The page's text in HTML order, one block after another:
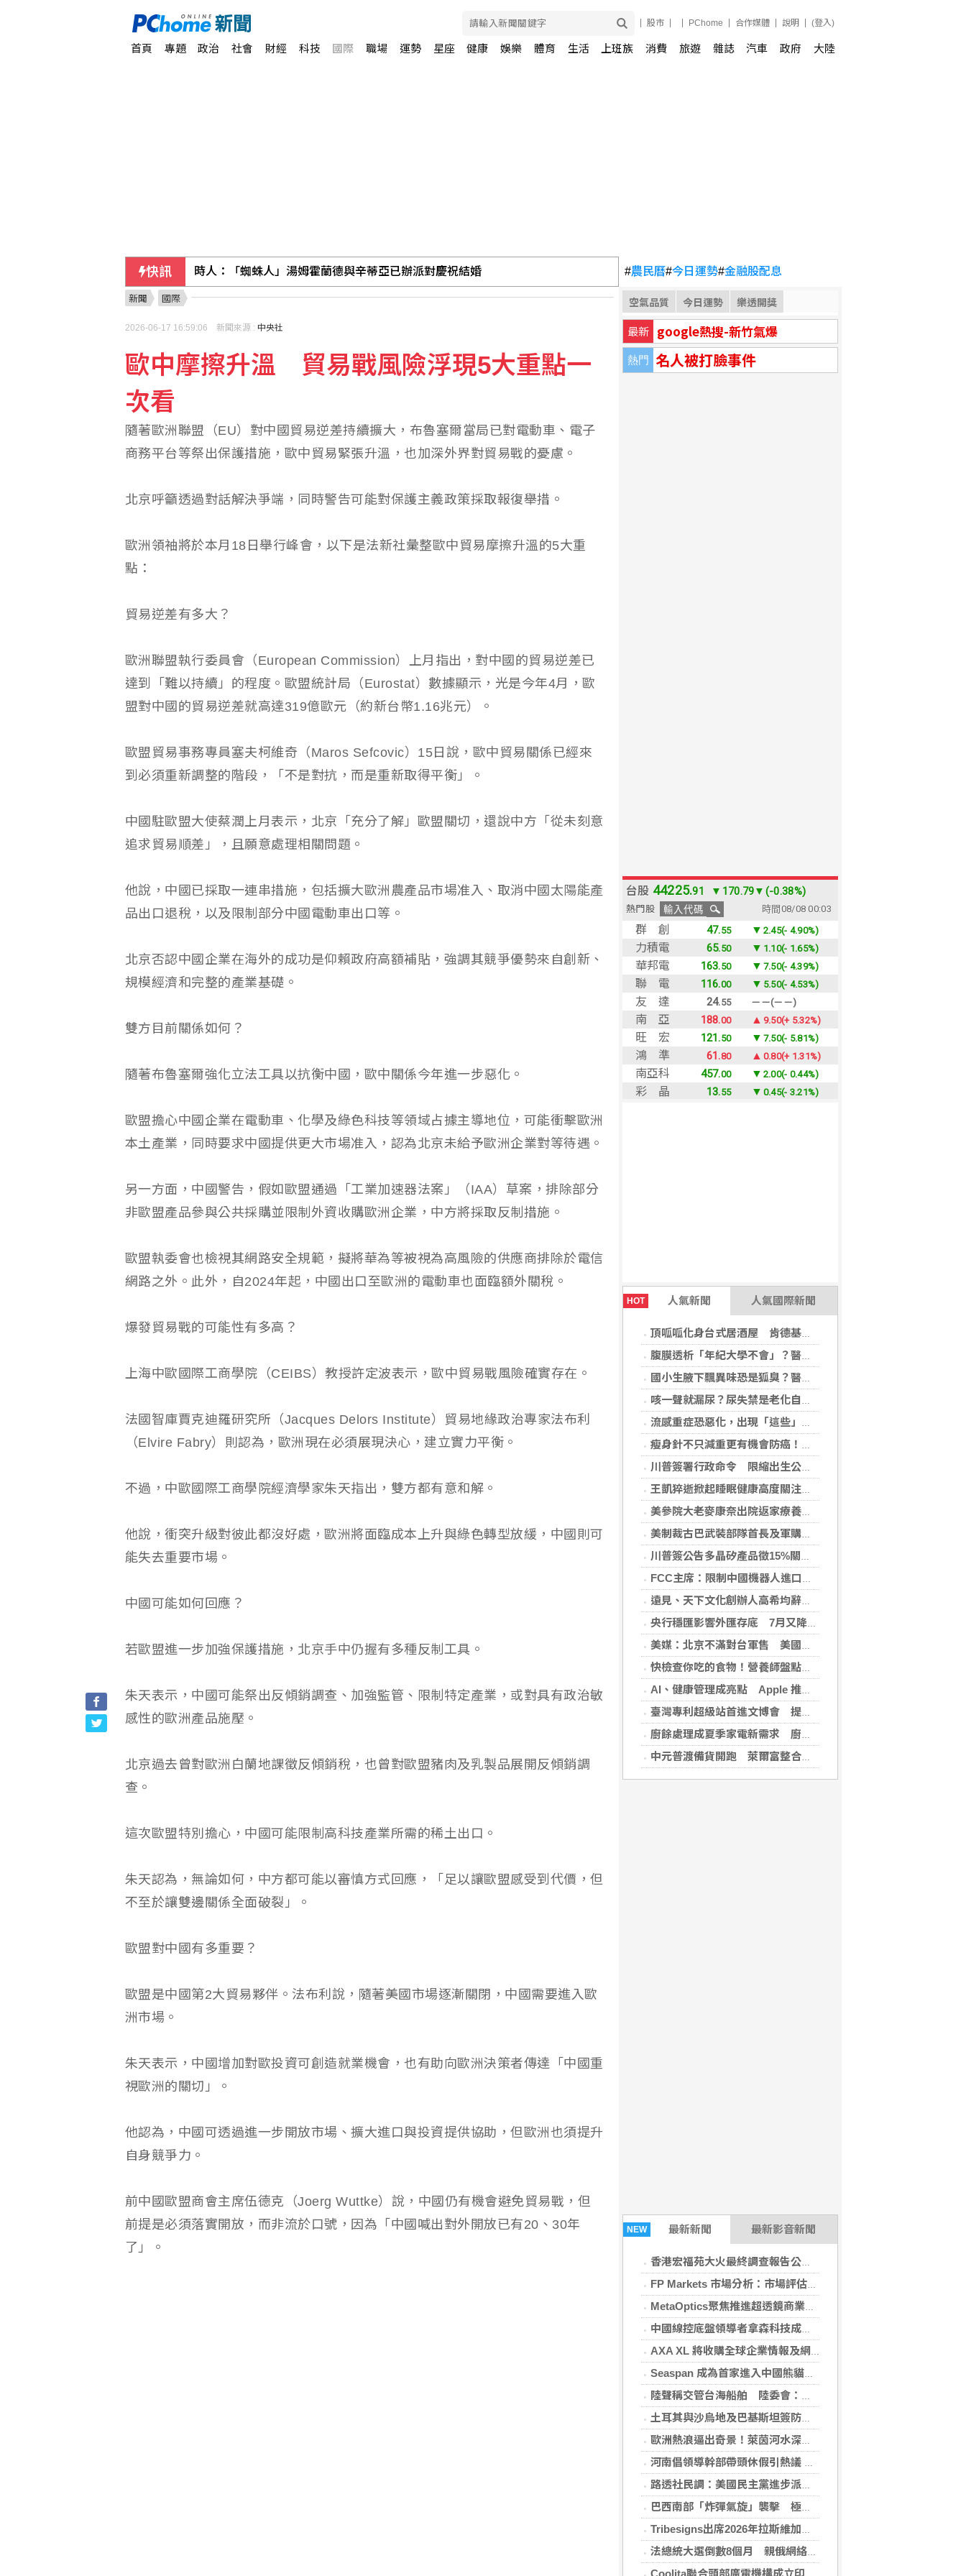
股市 PChome 合作媒體 說明 (登入)
首頁 專題 政治 社會 財經 科技 國際 職場 運勢 星座 健康 娛樂 體育 生活 上班族 消費 旅遊 雜誌 汽車 政府 大陸
快訊 時人：「蜘蛛人」湯姆霍蘭德與辛蒂亞已辦派對慶祝結婚
香港宏福苑大火最終調查報告公布 菸頭引燃施工雜物
#農民曆#今日運勢#金融股配息
空氣品質 今日運勢 樂透開獎
最新 google熱搜-新竹氣爆
熱門 名人被打臉事件
HOT 人氣新聞 人氣國際新聞
頂呱呱化身台式居酒屋 肯德基聯名EVA攻漫迷
腹膜透析「年紀大學不會」？醫：年齡並非限制 評估還要看3面向
國小生腋下飄異味恐是狐臭？醫：若伴青春期徵象應評估性早熟
咳一聲就漏尿？尿失禁是老化自然現象？醫揭：不同尿失禁的治療方式
流感重症恐惡化，出現「這些」症狀別再等！醫籲：別因非流感季就掉以輕心
瘦身針不只減重更有機會防癌！無糖尿病肥胖者使用GLP-1藥物 罹癌風險顯著下降
川普簽署行政命令 限縮出生公民權並禁生育旅遊
王凱猝逝掀起睡眠健康高度關注！醫籲：最危險的不是熬夜，而是「這個」錯覺
美參院大老麥康奈出院返家療養 未透露何時重返國會
美制裁古巴武裝部隊首長及軍購網絡 駐中俄武官在列
川普簽公告多晶矽產品徵15%關稅 設定最低進口價
FCC主席：限制中國機器人進口 旨在提振美國產能
遠見、天下文化創辦人高希均辭世 留下華人世界珍貴思想遺產
央行穩匯影響外匯存底 7月又降破6000億美元
美媒：北京不滿對台軍售 美國防官員訪中受阻
快檢查你吃的食物！營養師盤點「5大反式脂肪來源」跟你想的不同
AI、健康管理成亮點 Apple 推薦多元裝置迎接父親
臺灣專利超級站首進文博會 提供免費智財諮詢助創作者護創意
廚餘處理成夏季家電新需求 廚餘機優惠搭地方補助最高省近萬元
中元普渡備貨開跑 萊爾富整合祭拜供品與民生補貨需求
NEW 最新新聞 最新影音新聞
香港宏福苑大火最終調查報告公布 菸頭引燃施工雜物
FP Markets 市場分析：市場評估下一步走勢，日圓再臨十字路口
MetaOptics聚焦推進超透鏡商業化 撤回納斯達克上市申請 並押後於美國作雙重上市之計劃
中國線控底盤領導者拿森科技成功登陸香港交易所
AXA XL 將收購全球企業情報及網絡安全顧問公司 S-RM
Seaspan 成為首家進入中國熊貓債券市場的國際船東及營運商
陸聲稱交管台海船舶 陸委會：違反國際規範
土耳其與沙烏地及巴基斯坦簽防禦協定 澄清無針對性
歐洲熱浪逼出奇景！萊茵河水深剩19cm 二戰沉船、長毛象骨骸重見天日
河南倡領導幹部帶頭休假引熱議 官方收回通知
路透社民調：美國民主黨進步派部分主張獲獨立選民支持
巴西南部「炸彈氣旋」襲擊 極端天候衝擊社會生活
Tribesigns出席2026年拉斯維加斯家具展，擴大與美國領先家居零售商的合作
法總統大選倒數8個月 親俄網絡針對3名參選人造謠
Coolita聯合頭部廣電機構成立印尼首個FAST媒體聯盟
新聞 國際
2026-06-17 16:59:06 新聞來源 : 中央社
歐中摩擦升溫 貿易戰風險浮現5大重點一
次看
隨著歐洲聯盟（EU）對中國貿易逆差持續擴大，布魯塞爾當局已對電動車、電子
商務平台等祭出保護措施，歐中貿易緊張升溫，也加深外界對貿易戰的憂慮。
北京呼籲透過對話解決爭端，同時警告可能對保護主義政策採取報復舉措。
歐洲領袖將於本月18日舉行峰會，以下是法新社彙整歐中貿易摩擦升溫的5大重
點：
貿易逆差有多大？
歐洲聯盟執行委員會（European Commission）上月指出，對中國的貿易逆差已
達到「難以持續」的程度。歐盟統計局（Eurostat）數據顯示，光是今年4月，歐
盟對中國的貿易逆差就高達319億歐元（約新台幣1.16兆元）。
歐盟貿易事務專員塞夫柯維奇（Maros Sefcovic）15日說，歐中貿易關係已經來
到必須重新調整的階段，「不是對抗，而是重新取得平衡」。
中國駐歐盟大使蔡潤上月表示，北京「充分了解」歐盟關切，還說中方「從未刻意
追求貿易順差」，且願意處理相關問題。
他說，中國已採取一連串措施，包括擴大歐洲農產品市場准入、取消中國太陽能產
品出口退稅，以及限制部分中國電動車出口等。
北京否認中國企業在海外的成功是仰賴政府高額補貼，強調其競爭優勢來自創新、
規模經濟和完整的產業基礎。
雙方目前關係如何？
隨著布魯塞爾強化立法工具以抗衡中國，歐中關係今年進一步惡化。
歐盟擔心中國企業在電動車、化學及綠色科技等領域占據主導地位，可能衝擊歐洲
本土產業，同時要求中國提供更大市場准入，認為北京未給予歐洲企業對等待遇。
另一方面，中國警告，假如歐盟通過「工業加速器法案」（IAA）草案，排除部分
非歐盟產品參與公共採購並限制外資收購歐洲企業，中方將採取反制措施。
歐盟執委會也檢視其網路安全規範，擬將華為等被視為高風險的供應商排除於電信
網路之外。此外，自2024年起，中國出口至歐洲的電動車也面臨額外關稅。
爆發貿易戰的可能性有多高？
上海中歐國際工商學院（CEIBS）教授許定波表示，歐中貿易戰風險確實存在。
法國智庫賈克迪羅研究所（Jacques Delors Institute）貿易地緣政治專家法布利
（Elvire Fabry）則認為，歐洲現在必須展現決心，建立實力平衡。
不過，中歐國際工商學院經濟學家朱天指出，雙方都有意和解。
他說，衝突升級對彼此都沒好處，歐洲將面臨成本上升與綠色轉型放緩，中國則可
能失去重要市場。
中國可能如何回應？
若歐盟進一步加強保護措施，北京手中仍握有多種反制工具。
朱天表示，中國可能祭出反傾銷調查、加強監管、限制特定產業，或對具有政治敏
感性的歐洲產品施壓。
北京過去曾對歐洲白蘭地課徵反傾銷稅，也曾對歐盟豬肉及乳製品展開反傾銷調
查。
這次歐盟特別擔心，中國可能限制高科技產業所需的稀土出口。
朱天認為，無論如何，中方都可能以審慎方式回應，「足以讓歐盟感受到代價，但
不至於讓雙邊關係全面破裂」。
歐盟對中國有多重要？
歐盟是中國第2大貿易夥伴。法布利說，隨著美國市場逐漸關閉，中國需要進入歐
洲市場。
朱天表示，中國增加對歐投資可創造就業機會，也有助向歐洲決策者傳達「中國重
視歐洲的關切」。
他認為，中國可透過進一步開放市場、擴大進口與投資提供協助，但歐洲也須提升
自身競爭力。
前中國歐盟商會主席伍德克（Joerg Wuttke）說，中國仍有機會避免貿易戰，但
前提是必須落實開放，而非流於口號，因為「中國喊出對外開放已有20、30年
了」。